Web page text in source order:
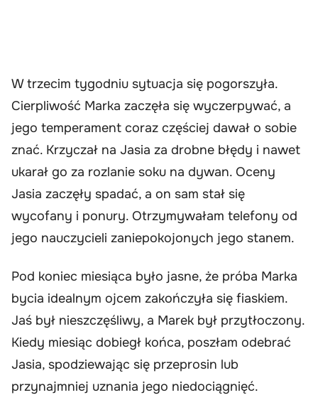
W trzecim tygodniu sytuacja się pogorszyła.
Cierpliwość Marka zaczęła się wyczerpywać, a
jego temperament coraz częściej dawał o sobie
znać. Krzyczał na Jasia za drobne błędy i nawet
ukarał go za rozlanie soku na dywan. Oceny
Jasia zaczęły spadać, a on sam stał się
wycofany i ponury. Otrzymywałam telefony od
jego nauczycieli zaniepokojonych jego stanem.
Pod koniec miesiąca było jasne, że próba Marka
bycia idealnym ojcem zakończyła się fiaskiem.
Jaś był nieszczęśliwy, a Marek był przytłoczony.
Kiedy miesiąc dobiegł końca, poszłam odebrać
Jasia, spodziewając się przeprosin lub
przynajmniej uznania jego niedociągnięć.